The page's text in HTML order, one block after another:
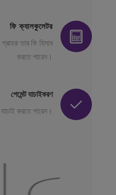
ফি ক্যালকুলেটর
তার ফি হিসাব
করতে পারেন।
পেমেন্ট যাচাইকরণ
করতে পারেন।